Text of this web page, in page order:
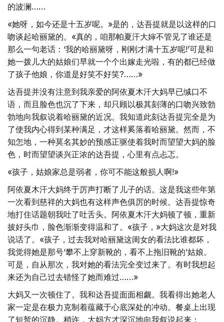
的波澜……
«她呀，如今还是十五岁呢。»是的，达吾提就是以这样的口
吻谈起哈丽黛的。«真的，咱那帕夏汗大婶不管见了谁还是
那么一句老话：‘我的哈丽黛呀，刚刚才满十五岁呢!’可是和
她一拨儿大的姑娘们早就一个个出嫁走光啦，有的都已经做
了孩子他娘，你道是好笑不好笑?……»
达吾提并没有注意到我亲爱的阿依夏木汗大妈早已缄口不
语，而且脸色也沉了下来，却只顾以极其刻薄的口吻兴致勃
勃地向我叙说着哈丽黛的近况。我知道此刻达吾提完全是为
了使我内心得到某种满足，才这样奚落着哈丽黛。然而，不
知怎地，一种莫名其妙的预感正驱使着我时而望望大妈的脸
色，时而望望谈兴正浓的达吾提，心里有点忐忑。
«孩子，姑娘家总是弱者，你可不能这般损人啊!»
阿依夏木汗大妈终于厉声打断了儿子的话。这是我这些年第
一次看到慈祥的大妈也有这样声色俱厉的时候。达吾提惊奇
地打住话题朝我吐了吐舌头。阿依夏木汗大妈顿了顿，重新
披好头巾，脸色渐渐变得温和了。«孩子，»大妈这次是对我
说话了。«孩子，过去我对哈丽黛这闺女的看法比谁都坏，
我觉得她是那号‘攀不上穿新靴的，看不上拖旧靴的’姑娘。
可是，自从那次，我对她的看法完全变过来了。有时我想起
来还为自己过去错怪了她而难过……»
大妈又一次顿住了。我和达吾提面面相觑。我看得出她老人
家一定是在极力克制着蕴藏于心底深处的冲动。餐桌上出现
了短暂的沉静。稍许，大妈方才深沉地向我叙说起来：